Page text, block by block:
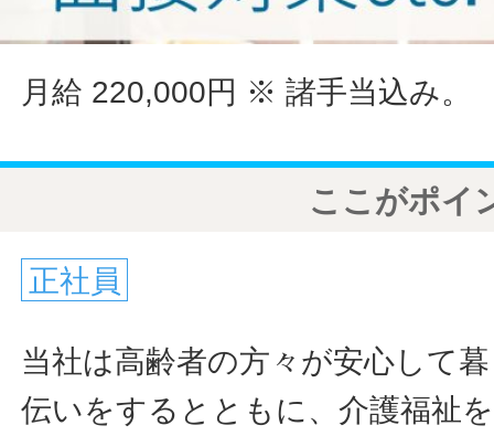
月給 220,000円 ※ 諸手当込み。
ここがポイ
正社員
当社は高齢者の方々が安心して
伝いをするとともに、介護福祉